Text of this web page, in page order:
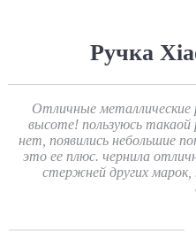
Ручка
Отличные металлические
высоте! пользуюсь такаой
нет, появились небольшие
это ее плюс. чернила
стержней других